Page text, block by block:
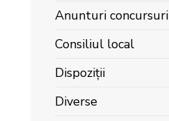
Anunturi concursuri
Consiliul local
Dispoziții
Diverse